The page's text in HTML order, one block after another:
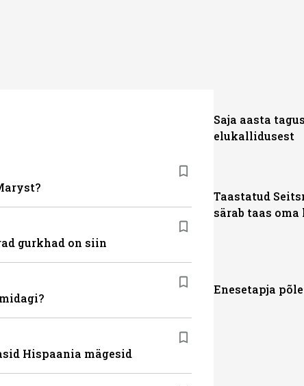
gurkhad on siin
Hispaania mägesid
Saja aasta
elukallidusest
Taastatud
särab taas
Enesetapja